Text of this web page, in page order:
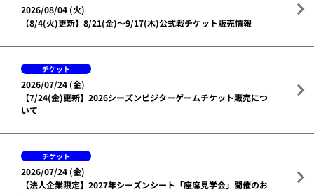
2026/08/04 (火)
【8/4(火)更新】8/21(金)～9/17(木)公式戦チケット販売情報
チケット
2026/07/24 (金)
【7/24(金)更新】2026シーズンビジターゲームチケット販売につ
いて
チケット
2026/07/24 (金)
【法人企業限定】2027年シーズンシート「座席見学会」開催のお